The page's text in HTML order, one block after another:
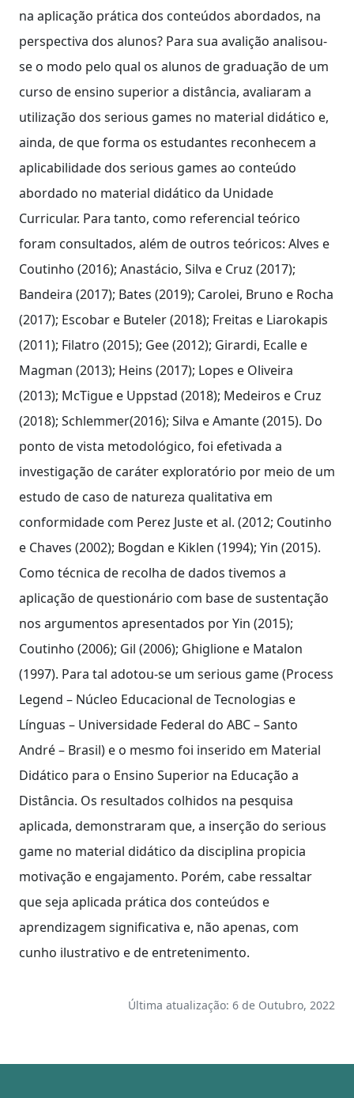
na aplicação prática dos conteúdos abordados, na
perspectiva dos alunos? Para sua avalição analisou-
se o modo pelo qual os alunos de graduação de um
curso de ensino superior a distância, avaliaram a
utilização dos serious games no material didático e,
ainda, de que forma os estudantes reconhecem a
aplicabilidade dos serious games ao conteúdo
abordado no material didático da Unidade
Curricular. Para tanto, como referencial teórico
foram consultados, além de outros teóricos: Alves e
Coutinho (2016); Anastácio, Silva e Cruz (2017);
Bandeira (2017); Bates (2019); Carolei, Bruno e Rocha
(2017); Escobar e Buteler (2018); Freitas e Liarokapis
(2011); Filatro (2015); Gee (2012); Girardi, Ecalle e
Magman (2013); Heins (2017); Lopes e Oliveira
(2013); McTigue e Uppstad (2018); Medeiros e Cruz
(2018); Schlemmer(2016); Silva e Amante (2015). Do
ponto de vista metodológico, foi efetivada a
investigação de caráter exploratório por meio de um
estudo de caso de natureza qualitativa em
conformidade com Perez Juste et al. (2012; Coutinho
e Chaves (2002); Bogdan e Kiklen (1994); Yin (2015).
Como técnica de recolha de dados tivemos a
aplicação de questionário com base de sustentação
nos argumentos apresentados por Yin (2015);
Coutinho (2006); Gil (2006); Ghiglione e Matalon
(1997). Para tal adotou-se um serious game (Process
Legend – Núcleo Educacional de Tecnologias e
Línguas – Universidade Federal do ABC – Santo
André – Brasil) e o mesmo foi inserido em Material
Didático para o Ensino Superior na Educação a
Distância. Os resultados colhidos na pesquisa
aplicada, demonstraram que, a inserção do serious
game no material didático da disciplina propicia
motivação e engajamento. Porém, cabe ressaltar
que seja aplicada prática dos conteúdos e
aprendizagem significativa e, não apenas, com
cunho ilustrativo e de entretenimento.
Última atualização: 6 de Outubro, 2022